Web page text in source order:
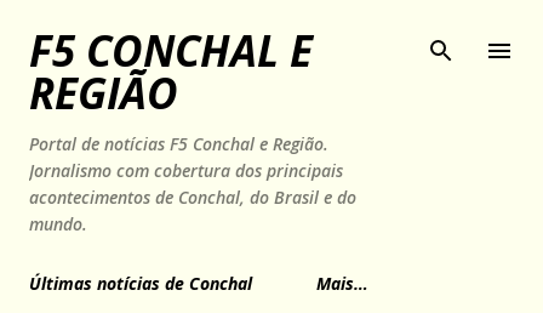
Pular para o conteúdo principal
F5 CONCHAL E
REGIÃO
Portal de notícias F5 Conchal e Região.
Jornalismo com cobertura dos principais
acontecimentos de Conchal, do Brasil e do
mundo.
Últimas notícias de Conchal Mais…